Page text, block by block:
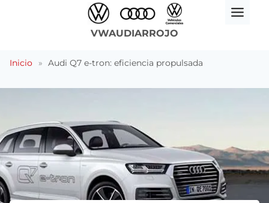
VWAUDIARROJO
Inicio » Audi Q7 e-tron: eficiencia propulsada